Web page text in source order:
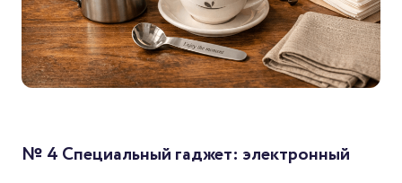
№ 4 Специальный гаджет: электронный